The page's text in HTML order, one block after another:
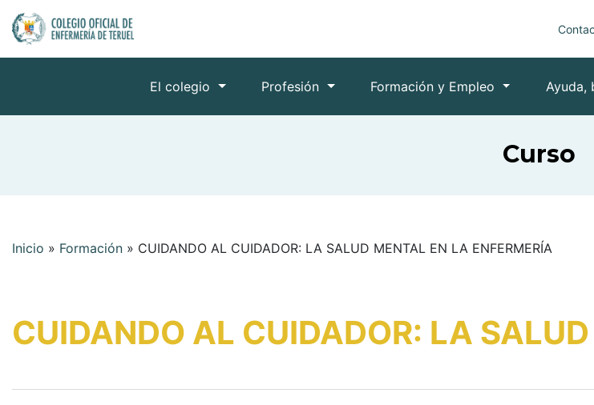
El colegio Profesión Formación y Empleo Ayuda,
Curso
Inicio » Formación » CUIDANDO AL CUIDADOR: LA SALUD MENTAL EN LA ENFERMERÍA
CUIDANDO AL CUIDADOR: LA